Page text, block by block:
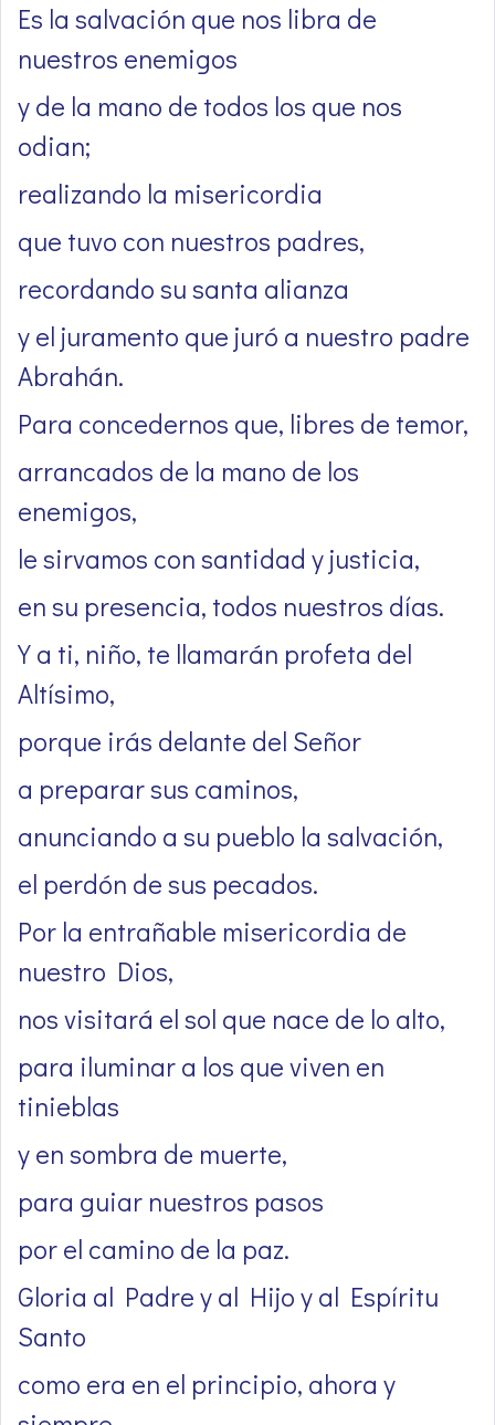
Es la salvación que nos libra de
nuestros enemigos
y de la mano de todos los que nos
odian;
realizando la misericordia
que tuvo con nuestros padres,
recordando su santa alianza
y el juramento que juró a nuestro padre
Abrahán.
Para concedernos que, libres de temor,
arrancados de la mano de los
enemigos,
le sirvamos con santidad y justicia,
en su presencia, todos nuestros días.
Y a ti, niño, te llamarán profeta del
Altísimo,
porque irás delante del Señor
a preparar sus caminos,
anunciando a su pueblo la salvación,
el perdón de sus pecados.
Por la entrañable misericordia de
nuestro Dios,
nos visitará el sol que nace de lo alto,
para iluminar a los que viven en
tinieblas
y en sombra de muerte,
para guiar nuestros pasos
por el camino de la paz.
Gloria al Padre y al Hijo y al Espíritu
Santo
como era en el principio, ahora y